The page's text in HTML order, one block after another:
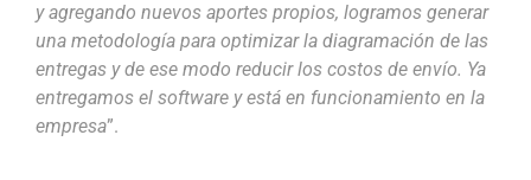
y agregando nuevos aportes propios, logramos generar
una metodología para optimizar la diagramación de las
entregas y de ese modo reducir los costos de envío. Ya
entregamos el software y está en funcionamiento en la
empresa”.